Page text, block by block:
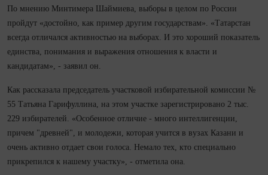
По мнению Минтимера Шаймиева, выборы в целом по России
пройдут «достойно, как пример другим государствам». «Татарстан
всегда отличался активностью на выборах. И это хороший показатель
единства, понимания и выражения отношения к власти и
кандидатам», - заявил он.
Как рассказала председатель участковой избирательной комиссии №
55 Татьяна Гарифуллина, на этом участке зарегистрировано 2 тыс.
229 избирателей. «Особенное отличие - много интеллигенции,
причем "древней", и молодежи, которая учится в вузах Казани и
очень активно отдает свои голоса. Немало тех, кто специально
прикрепился к нашему участку», - отметила она.